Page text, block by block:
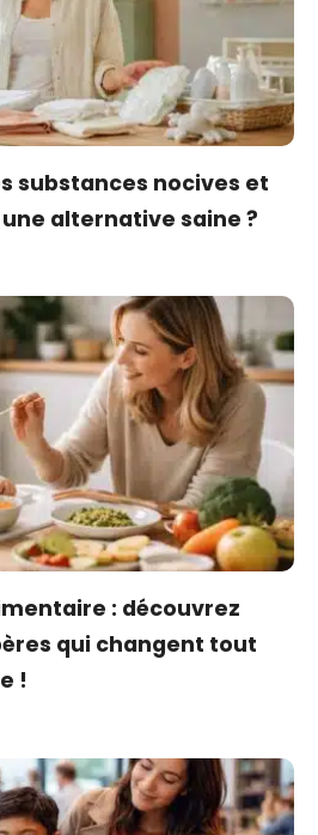
substances nocives et
alternative saine ?
: découvrez
qui changent tout
!